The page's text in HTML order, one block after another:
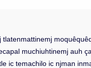
muchiuhtinemj auh
ic temachilo ic njman